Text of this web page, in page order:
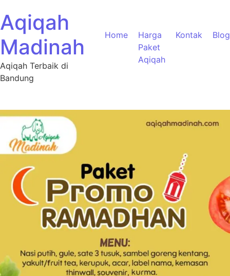
Aqiqah
Madinah
Aqiqah Terbaik di
Bandung
Home
Harga
Paket
Aqiqah
Kontak Blog